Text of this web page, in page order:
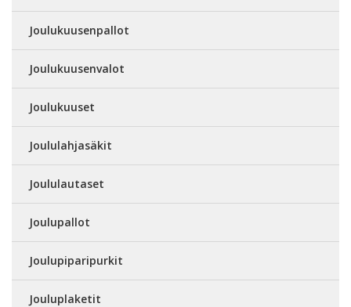
Joulukuusenpallot
Joulukuusenvalot
Joulukuuset
Joululahjasäkit
Joululautaset
Joulupallot
Joulupiparipurkit
Jouluplaketit